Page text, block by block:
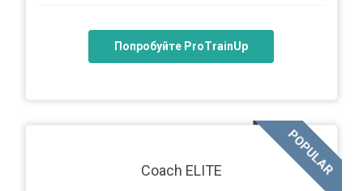
Попробуйте ProTrainUp
Coach ELITE POPULAR